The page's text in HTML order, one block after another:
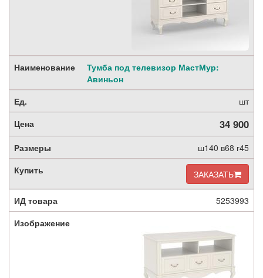
Тумба под телевизор МастМур:
Авиньон
шт
34 900
ш140 в68 г45
ЗАКАЗАТЬ
5253993